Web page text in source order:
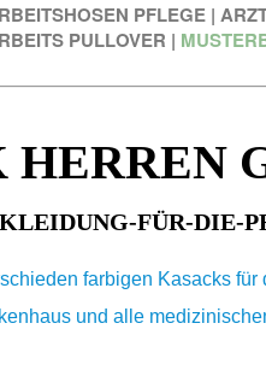
PFLEGE |
PULLOVER |
HERREN
FÜR-DIE-
farbigen Kasacks für
und alle